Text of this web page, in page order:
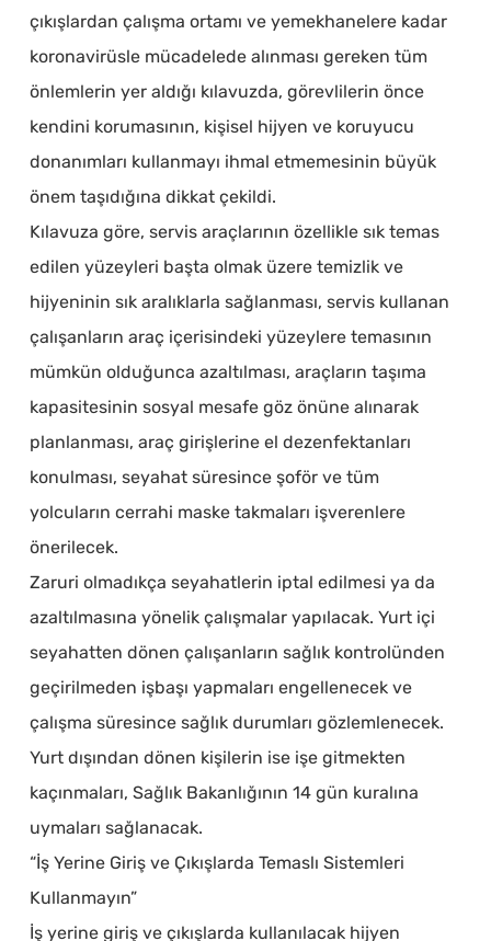
çıkışlardan çalışma ortamı ve yemekhanelere kadar
koronavirüsle mücadelede alınması gereken tüm
önlemlerin yer aldığı kılavuzda, görevlilerin önce
kendini korumasının, kişisel hijyen ve koruyucu
donanımları kullanmayı ihmal etmemesinin büyük
önem taşıdığına dikkat çekildi.
Kılavuza göre, servis araçlarının özellikle sık temas
edilen yüzeyleri başta olmak üzere temizlik ve
hijyeninin sık aralıklarla sağlanması, servis kullanan
çalışanların araç içerisindeki yüzeylere temasının
mümkün olduğunca azaltılması, araçların taşıma
kapasitesinin sosyal mesafe göz önüne alınarak
planlanması, araç girişlerine el dezenfektanları
konulması, seyahat süresince şoför ve tüm
yolcuların cerrahi maske takmaları işverenlere
önerilecek.
Zaruri olmadıkça seyahatlerin iptal edilmesi ya da
azaltılmasına yönelik çalışmalar yapılacak. Yurt içi
seyahatten dönen çalışanların sağlık kontrolünden
geçirilmeden işbaşı yapmaları engellenecek ve
çalışma süresince sağlık durumları gözlemlenecek.
Yurt dışından dönen kişilerin ise işe gitmekten
kaçınmaları, Sağlık Bakanlığının 14 gün kuralına
uymaları sağlanacak.
“İş Yerine Giriş ve Çıkışlarda Temaslı Sistemleri
Kullanmayın”
İş yerine giriş ve çıkışlarda kullanılacak hijyen